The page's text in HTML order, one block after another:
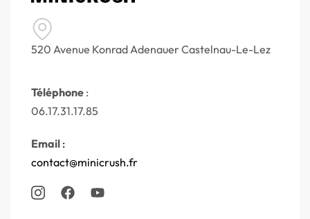
520 Avenue Konrad Adenauer Castelnau-Le-Lez
Téléphone :
06.17.31.17.85
Email :
contact@minicrush.fr